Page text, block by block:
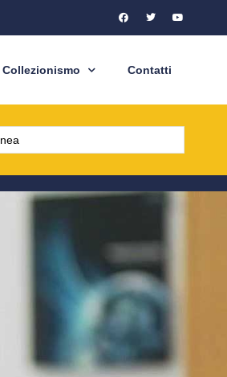
Collezionismo Contatti